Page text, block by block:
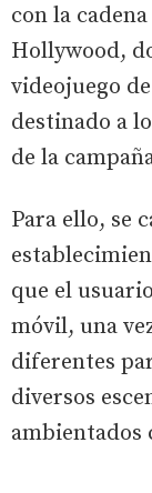
con la
Hollywood,
videojuego
destinado a
de la
Para ello, se
que el
móvil, una
diferentes
diversos
ambientados